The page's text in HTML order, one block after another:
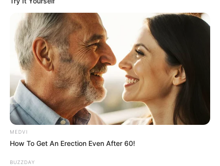
MEDVI
How To Get An Erection Even After 60!
BUZZDAY